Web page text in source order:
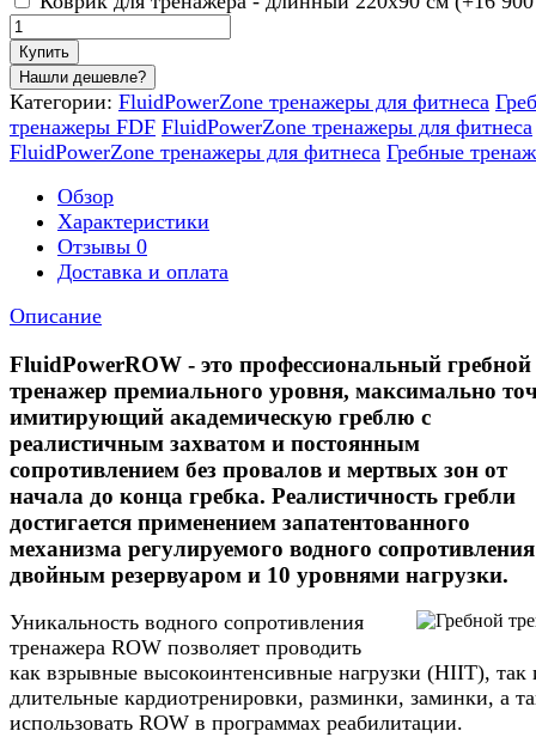
Купить
Категории: FluidPowerZone тренажеры для фитнеса
тренажеры FDF FluidPowerZone тренажеры для фитнеса
FluidPowerZone тренажеры для фитнеса Гребные
Обзор
Характеристики
Отзывы 0
Доставка и оплата
Описание
FluidPowerROW - это профессиональный гребной
тренажер премиального уровня, максимально
имитирующий академическую греблю с
реалистичным захватом и постоянным
сопротивлением без провалов и мертвых зон от
начала до конца гребка. Реалистичность гребли
достигается применением запатентованного
механизма регулируемого водного
двойным резервуаром и 10 уровнями нагрузки.
Уникальность водного сопротивления
тренажера ROW позволяет проводить
как взрывные высокоинтенсивные нагрузки (HIIT), так
длительные кардиотренировки, разминки, заминки, а
использовать ROW в программах реабилитации.